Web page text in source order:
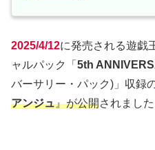
2025/4/12に発売される遊戯
ャルパック「 5th
バーサリー・パック)」収録
アンジュ』が公開されました